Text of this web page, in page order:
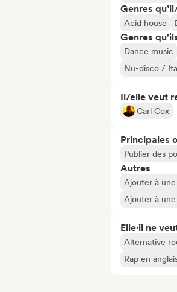
Genres
Acid house
Genres
Dance music
Nu-disco /
Il/elle veut
Carl Cox
Principales
Publier des
Autres
Ajouter à
Ajouter à
Elle·il ne
Alternative
Rap en